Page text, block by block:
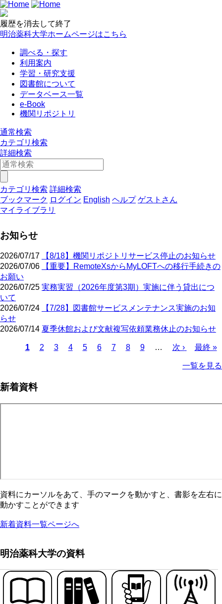
履歴を消去して終了
明治薬科大学ホームページはこちら
調べる・探す
利用案内
学習・研究支援
図書館について
データベース一覧
e-Book
機関リポジトリ
通常検索
カテゴリ検索
詳細検索
カテゴリ検索 詳細検索
ブックマーク ログイン English ヘルプ ゲストさん
マイライブラリ
お知らせ
2026/07/17
【8/18】機関リポジトリサービス停止のお知らせ
2026/07/06
【重要】RemoteXsからMyLOFTへの移行手続きの
お願い
2026/07/25 実務実習（2026年度第3期）実施に伴う貸出につ
いて
2026/07/24
【7/28】図書館サービスメンテナンス実施のお知
らせ
2026/07/14 夏季休館および文献複写依頼業務休止のお知らせ
送
カ
ペ
1
ペ
2
ペ
3
ペ
4
ペ
5
ペ
6
ペ
7
ペ
8
ペ
9 …
次
次 ›
最
ペ
最終 »
一覧を見る
新着資料
資料にカーソルをあて、手のマークを動かすと、書影を左右に
動かすことができます
新着資料一覧ページへ
明治薬科大学の資料